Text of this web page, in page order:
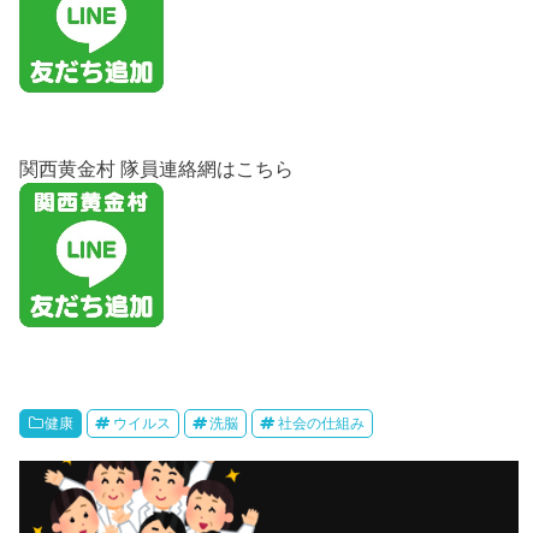
関西黄金村 隊員連絡網はこちら
健康 ウイルス 洗脳 社会の仕組み